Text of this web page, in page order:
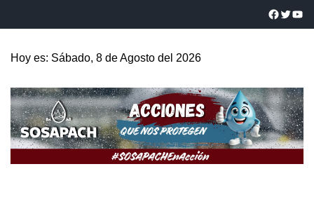
Hoy es: Sábado, 8 de Agosto del 2026